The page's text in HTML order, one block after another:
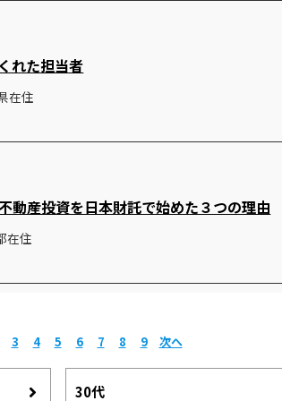
れた担当者
在住
動産投資を日本財託で始めた３つの理由
在住
3 4 5 6 7 8 9 次へ
30代